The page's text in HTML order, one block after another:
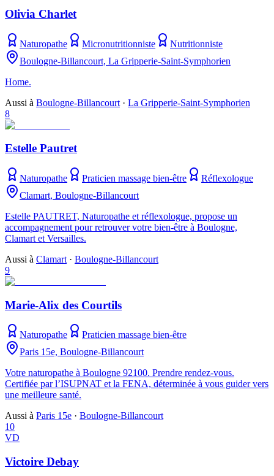
Olivia Charlet
Naturopathe Micronutritionniste
Nutritionniste
Boulogne-Billancourt, La Gripperie-Saint-Symphorien
Home.
Aussi à Boulogne-Billancourt · La Gripperie-Saint-Symphorien
8
Estelle Pautret
Naturopathe Praticien massage bien-être
Réflexologue
Clamart, Boulogne-Billancourt
Estelle PAUTRET, Naturopathe et réflexologue, propose un
accompagnement pour retrouver votre bien-être à Boulogne,
Clamart et Versailles.
Aussi à Clamart · Boulogne-Billancourt
9
Marie-Alix des Courtils
Naturopathe
Praticien massage bien-être
Paris 15e, Boulogne-Billancourt
Votre naturopathe à Boulogne 92100. Prendre rendez-vous.
Certifiée par l’ISUPNAT et la FENA, déterminée à vous guider vers
une meilleure santé.
Aussi à Paris 15e · Boulogne-Billancourt
10
VD
Victoire Debay